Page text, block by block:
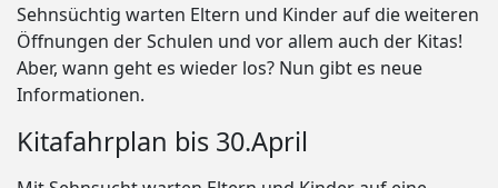
Sehnsüchtig warten Eltern und Kinder auf die weiteren
Öffnungen der Schulen und vor allem auch der Kitas!
Aber, wann geht es wieder los? Nun gibt es neue
Informationen.
Kitafahrplan bis 30.April